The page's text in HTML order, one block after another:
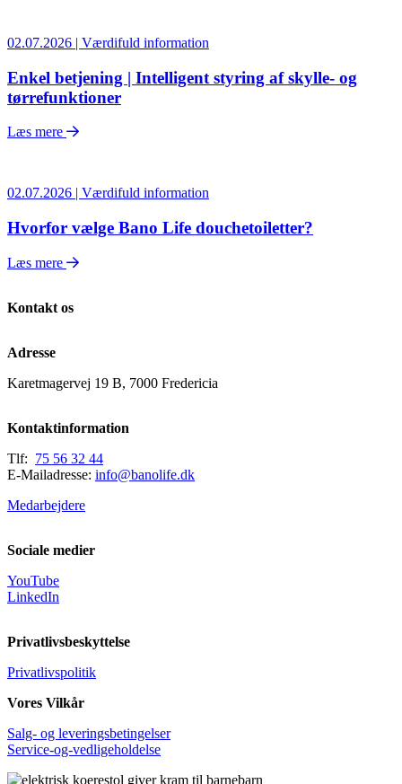
02.07.2026 | Værdifuld information
Enkel betjening | Intelligent styring af skylle- og
tørrefunktioner
Læs mere
02.07.2026 | Værdifuld information
Hvorfor vælge Bano Life douchetoiletter?
Læs mere
Kontakt os
Adresse
Karetmagervej 19 B, 7000 Fredericia
Kontaktinformation
Tlf: 75 56 32 44
E-Mailadresse: info@banolife.dk
Medarbejdere
Sociale medier
YouTube
LinkedIn
Privatlivsbeskyttelse
Privatlivspolitik
Vores Vilkår
Salg- og leveringsbetingelser
Service-og-vedligeholdelse